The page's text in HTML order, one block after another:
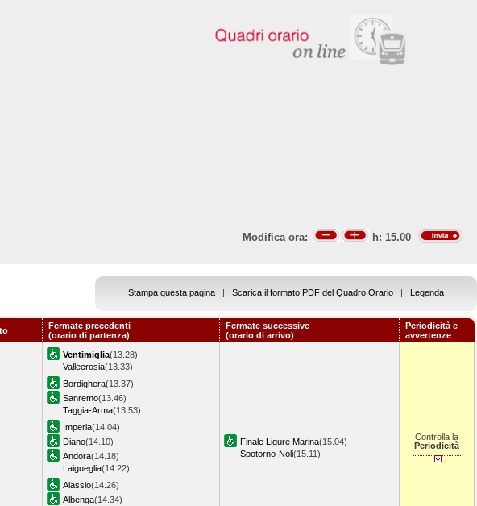
Modifica ora: h: 15.00
Stampa questa pagina | Scarica il formato PDF del Quadro Orario | Legenda
Fermate precedenti
(orario di partenza)
Fermate successive
(orario di arrivo)
Periodicità e
avvertenze
Ventimiglia(13.28)
Vallecrosia(13.33)
Bordighera(13.37)
Sanremo(13.46)
Taggia-Arma(13.53)
Imperia(14.04)
Diano(14.10)
Andora(14.18)
Laigueglia(14.22)
Alassio(14.26)
Albenga(14.34)
Finale Ligure Marina(15.04)
Spotorno-Noli(15.11)
Controlla la
Periodicità